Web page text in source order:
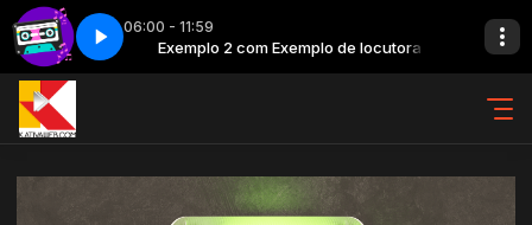
06:00 - 11:59
Exemplo 2 com Exemplo de locutora
K7 - Parte 4
Exemplo 3 com Exemplo de locutor